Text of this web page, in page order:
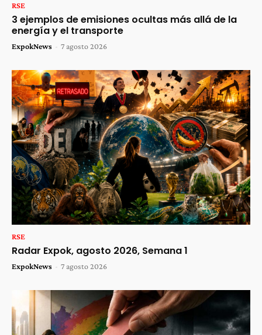
RSE
3 ejemplos de emisiones ocultas más allá de la
energía y el transporte
ExpokNews - 7 agosto 2026
RSE
Radar Expok, agosto 2026, Semana 1
ExpokNews - 7 agosto 2026